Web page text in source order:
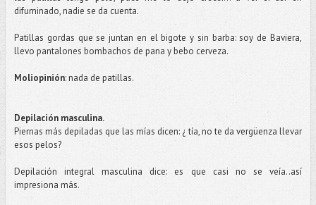
difuminado, nadie se da cuenta.
Patillas gordas que se juntan en el bigote y sin barba: soy deBaviera,
llevo pantalones bombachos de pana y bebo cerveza.
Moliopinión: nada de patillas.
Depilación masculina.
Piernas más depiladas que las mías dicen: ¿ tía, no te da vergüenza llevar
esos pelos?
Depilación integral masculina dice: es que casi no se veía..así
impresiona más.